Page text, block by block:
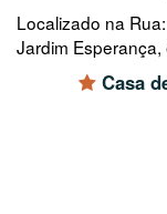
Localizado na
Jardim
Casa